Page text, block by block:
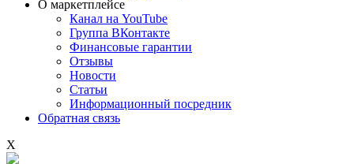
О маркетплейсе
Канал на YouTube
Группа ВКонтакте
Финансовые гарантии
Отзывы
Новости
Статьи
Информационный посредник
Обратная связь
X